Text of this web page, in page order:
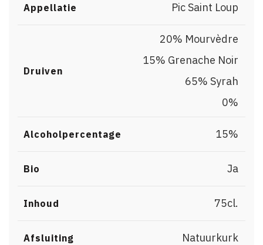
Appellatie Pic Saint Loup
Druiven
0%
65% Syrah
15% Grenache Noir
20% Mourvèdre
Alcoholpercentage 15%
Bio Ja
Inhoud 75cl.
Afsluiting Natuurkurk